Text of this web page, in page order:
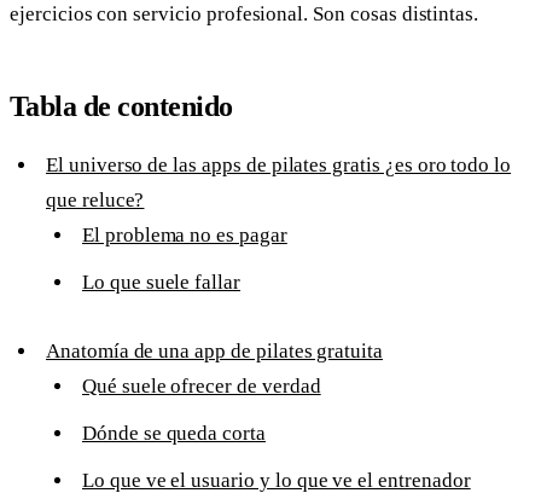
ejercicios con servicio profesional. Son cosas distintas.
Tabla de contenido
El universo de las apps de pilates gratis ¿es oro todo lo
que reluce?
El problema no es pagar
Lo que suele fallar
Anatomía de una app de pilates gratuita
Qué suele ofrecer de verdad
Dónde se queda corta
Lo que ve el usuario y lo que ve el entrenador